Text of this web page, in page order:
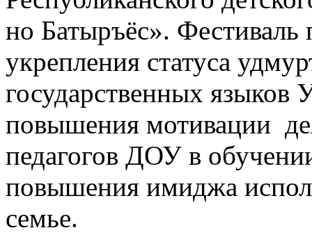
но Батыръёс». Фестиваль
укрепления статуса
государственных языков
повышения мотивации
педагогов ДОУ в
повышения имиджа
семье.